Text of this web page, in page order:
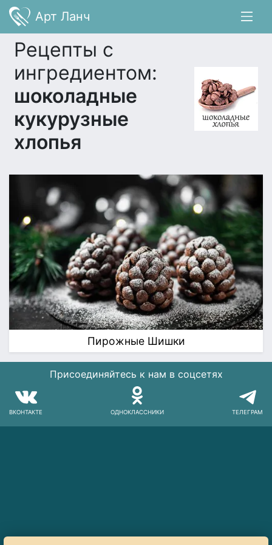
Арт Ланч
Рецепты с
ингредиентом:
шоколадные
кукурузные
хлопья
Пирожные Шишки
Присоединяйтесь к нам в соцсетях
ВКОНТАКТЕ ОДНОКЛАССНИКИ ТЕЛЕГРАМ